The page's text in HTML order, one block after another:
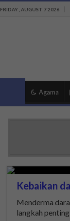
FRIDAY , AUGUST 7 2026
Agama
Kebaikan
Menderma
langkah